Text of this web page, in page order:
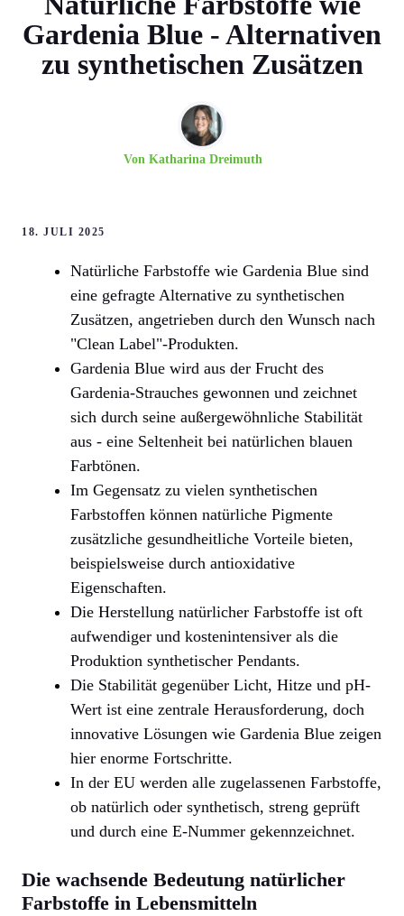
Gardenia Blue - Alternativen
zu synthetischen Zusätzen
Von Katharina Dreimuth
18. JULI 2025
Natürliche Farbstoffe wie Gardenia Blue sind
eine gefragte Alternative zu synthetischen
Zusätzen, angetrieben durch den Wunsch nach
"Clean Label"-Produkten.
Gardenia Blue wird aus der Frucht des
Gardenia-Strauches gewonnen und zeichnet
sich durch seine außergewöhnliche Stabilität
aus - eine Seltenheit bei natürlichen blauen
Farbtönen.
Im Gegensatz zu vielen synthetischen
Farbstoffen können natürliche Pigmente
zusätzliche gesundheitliche Vorteile bieten,
beispielsweise durch antioxidative
Eigenschaften.
Die Herstellung natürlicher Farbstoffe ist oft
aufwendiger und kostenintensiver als die
Produktion synthetischer Pendants.
Die Stabilität gegenüber Licht, Hitze und pH-
Wert ist eine zentrale Herausforderung, doch
innovative Lösungen wie Gardenia Blue zeigen
hier enorme Fortschritte.
In der EU werden alle zugelassenen Farbstoffe,
ob natürlich oder synthetisch, streng geprüft
und durch eine E-Nummer gekennzeichnet.
Die wachsende Bedeutung natürlicher
Farbstoffe in Lebensmitteln